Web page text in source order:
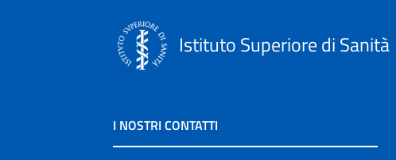
Istituto Superiore di Sanità
I NOSTRI CONTATTI